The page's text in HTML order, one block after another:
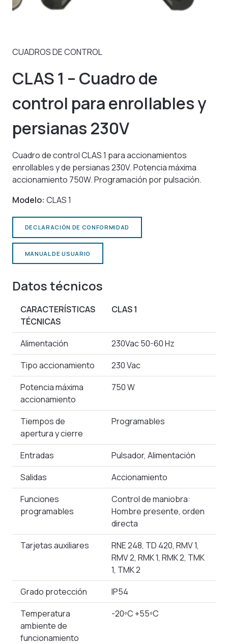
CUADROS DE CONTROL
CLAS 1 – Cuadro de
control para enrollables y
persianas 230V
Cuadro de control CLAS 1 para accionamientos
enrollables y de persianas 230V. Potencia máxima
accionamiento 750W. Programación por pulsación.
Modelo: CLAS 1
DECLARACIÓN DE CONFORMIDAD
MANUAL DE USUARIO
Datos técnicos
CARACTERÍSTICAS
TÉCNICAS
CLAS 1
Alimentación
230Vac 50-60 Hz
Tipo accionamiento
230 Vac
Potencia máxima
accionamiento
750 W
Tiempos de
apertura y cierre
Programables
Entradas
Pulsador, Alimentación
Salidas
Accionamiento
Funciones
programables
Control de maniobra:
Hombre presente, orden
directa
Tarjetas auxiliares
RNE 248, TD 420, RMV 1,
RMV 2, RMK 1, RMK 2, TMK
1, TMK 2
Grado protección
IP54
Temperatura
ambiente de
funcionamiento
-20ºC +55ºC